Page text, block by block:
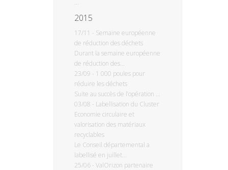
...
2015
17/11 - Semaine européenne
de réduction des déchets
Durant la semaine européenne
de réduction des...
23/09 - 1 000 poules pour
réduire les déchets
Suite au succès de l’opération ...
03/08 - Labellisation du Cluster
Economie circulaire et
valorisation des matériaux
recyclables
Le Conseil départemental a
labellisé en juillet...
25/06 - ValOrizon partenaire